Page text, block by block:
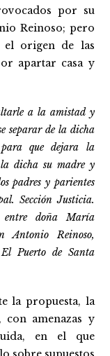
por su
Reinoso; pero
el origen de las
apartar casa y
a la amistad y
separar de la dicha
que dejara la
la dicha su madre y
padres y parientes
Sección Justicia.
entre doña María
Reinoso,
Puerto de Santa
la propuesta, la
con amenazas y
en el que